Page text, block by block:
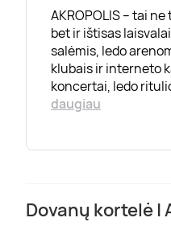
AKROPOLIS – tai
bet ir ištisas
salėmis, ledo
klubais ir interneto
koncertai, ledo
daugiau
Dovanų kortelė |